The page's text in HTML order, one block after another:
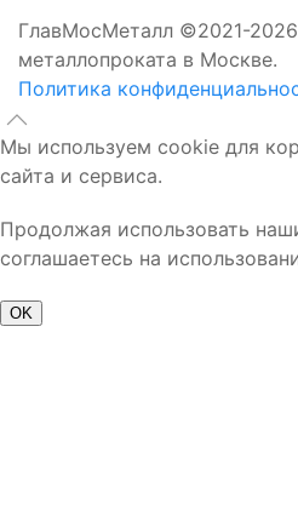
ГлавМосМеталл ©2021-
металлопроката в Москве.
Политика
Мы используем cookie для
сайта и сервиса.
Продолжая использовать
соглашаетесь на
OK